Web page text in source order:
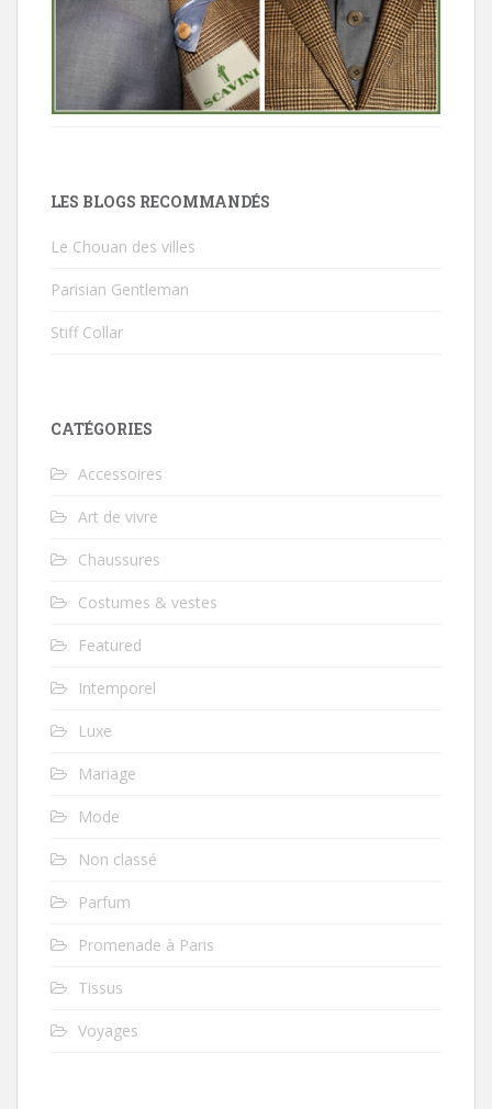
LES BLOGS RECOMMANDÉS
Le Chouan des villes
Parisian Gentleman
Stiff Collar
CATÉGORIES
Accessoires
Art de vivre
Chaussures
Costumes & vestes
Featured
Intemporel
Luxe
Mariage
Mode
Non classé
Parfum
Promenade à Paris
Tissus
Voyages